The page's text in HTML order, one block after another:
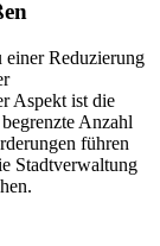
einer Reduzierung
Aspekt ist die
Anzahl
führen
Stadtverwaltung